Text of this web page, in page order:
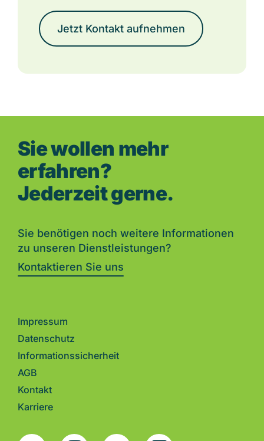
Jetzt Kontakt aufnehmen
Sie wollen mehr
erfahren?
Jederzeit gerne.
Sie benötigen noch weitere Informationen
zu unseren Dienstleistungen?
Kontaktieren Sie uns
Impressum
Datenschutz
Informationssicherheit
AGB
Kontakt
Karriere